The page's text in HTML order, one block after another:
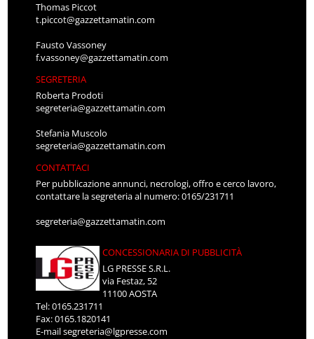
Thomas Piccot
t.piccot@gazzettamatin.com
Fausto Vassoney
f.vassoney@gazzettamatin.com
SEGRETERIA
Roberta Prodoti
segreteria@gazzettamatin.com
Stefania Muscolo
segreteria@gazzettamatin.com
CONTATTACI
Per pubblicazione annunci, necrologi, offro e cerco lavoro,
contattare la segreteria al numero: 0165/231711
segreteria@gazzettamatin.com
CONCESSIONARIA DI PUBBLICITÀ
LG PRESSE S.R.L.
via Festaz, 52
11100 AOSTA
Tel: 0165.231711
Fax: 0165.1820141
E-mailsegreteria@lgpresse.com